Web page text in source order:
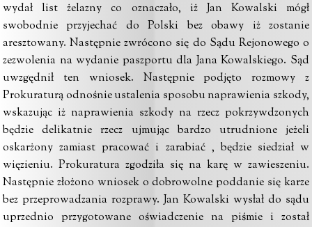
wydał list żelazny co oznaczało, iż Jan Kowalski mógł
swobodnie przyjechać do Polski bez obawy iż zostanie
aresztowany. Następnie zwrócono się do Sądu Rejonowego o
zezwolenia na wydanie paszportu dla Jana Kowalskiego. Sąd
uwzgędnił ten wniosek. Następnie podjęto rozmowy z
Prokuraturą odnośnie ustalenia sposobu naprawienia szkody,
wskazując iż naprawienia szkody na rzecz pokrzywdzonych
będzie delikatnie rzecz ujmując bardzo utrudnione jeżeli
oskarżony zamiast pracować i zarabiać , będzie siedział w
więzieniu. Prokuratura zgodziła się na karę w zawieszeniu.
Następnie złożono wniosek o dobrowolne poddanie się karze
bez przeprowadzania rozprawy. Jan Kowalski wysłał do sądu
uprzednio przygotowane oświadczenie na piśmie i został